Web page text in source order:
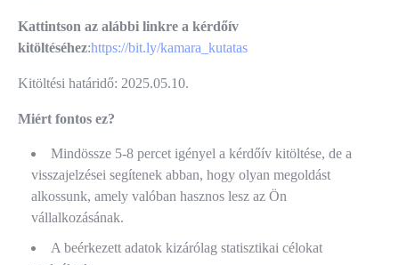
Kattintson az alábbi linkre a kérdőív
kitöltéséhez:https://bit.ly/kamara_kutatas
Kitöltési határidő: 2025.05.10.
Miért fontos ez?
Mindössze 5-8 percet igényel a kérdőív kitöltése, de a
visszajelzései segítenek abban, hogy olyan megoldást
alkossunk, amely valóban hasznos lesz az Ön
vállalkozásának.
A beérkezett adatok kizárólag statisztikai célokat